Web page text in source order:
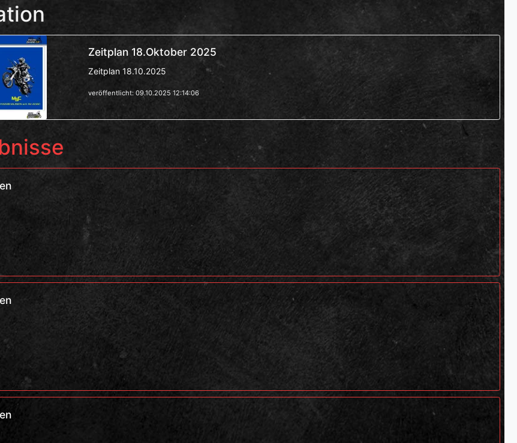
Zeitplan 18.Oktober 2025
Zeitplan 18.10.2025
veröffentlicht: 09.10.2025 12:14:06